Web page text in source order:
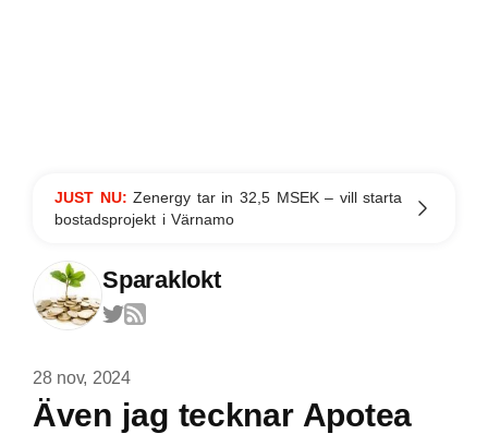
JUST NU:Zenergy tar in 32,5 MSEK – vill starta
bostadsprojekt i Värnamo
Sparaklokt
28 nov, 2024
Även jag tecknar Apotea